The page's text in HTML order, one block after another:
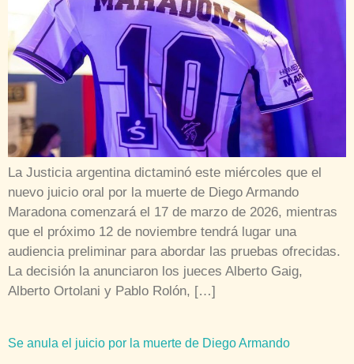
La Justicia argentina dictaminó este miércoles que el
nuevo juicio oral por la muerte de Diego Armando
Maradona comenzará el 17 de marzo de 2026, mientras
que el próximo 12 de noviembre tendrá lugar una
audiencia preliminar para abordar las pruebas ofrecidas.
La decisión la anunciaron los jueces Alberto Gaig,
Alberto Ortolani y Pablo Rolón, […]
Se anula el juicio por la muerte de Diego Armando